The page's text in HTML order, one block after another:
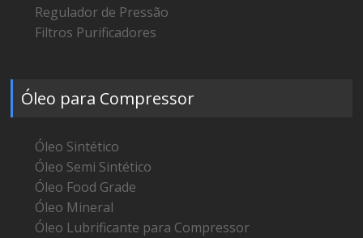
Regulador de Pressão
Filtros Purificadores
Óleo para Compressor
Óleo Sintético
Óleo Semi Sintético
Óleo Food Grade
Óleo Mineral
Óleo Lubrificante para Compressor